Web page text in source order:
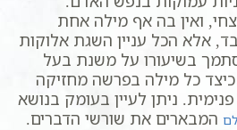
ואין בה אף מילה אחת
אלא הכל עניין השגת אלוקות
בשיעורו על משנת בעל
כל מילה בפרשה מחזיקה
ניתן לעיין בעומק בנושא
המבארים את שורשי הדברים.